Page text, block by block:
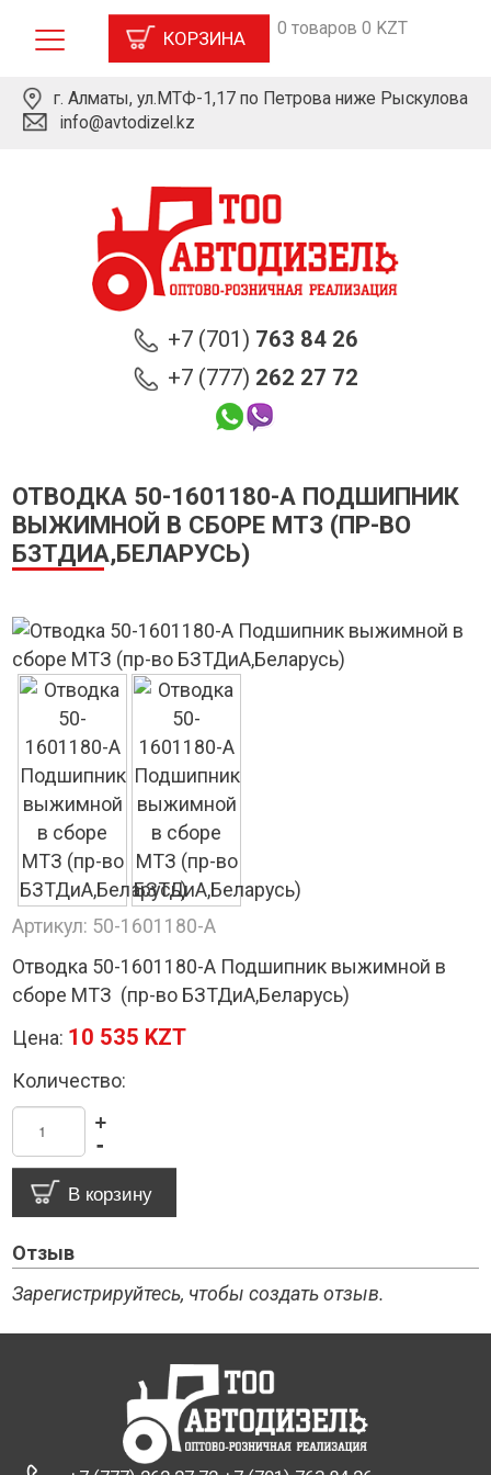
КОРЗИНА 0 товаров 0 KZT
г. Алматы, ул.МТФ-1,17 по Петрова ниже Рыскулова
info@avtodizel.kz
+7 (701) 763 84 26
+7 (777) 262 27 72
ОТВОДКА 50-1601180-А ПОДШИПНИК
ВЫЖИМНОЙ В СБОРЕ МТЗ (ПР-ВО
БЗТДИА,БЕЛАРУСЬ)
Артикул: 50-1601180-А
Отводка 50-1601180-А Подшипник выжимной в
сборе МТЗ (пр-во БЗТДиА,Беларусь)
Цена: 10 535 KZT
Количество:
-
+
Отзыв
Зарегистрируйтесь, чтобы создать отзыв.